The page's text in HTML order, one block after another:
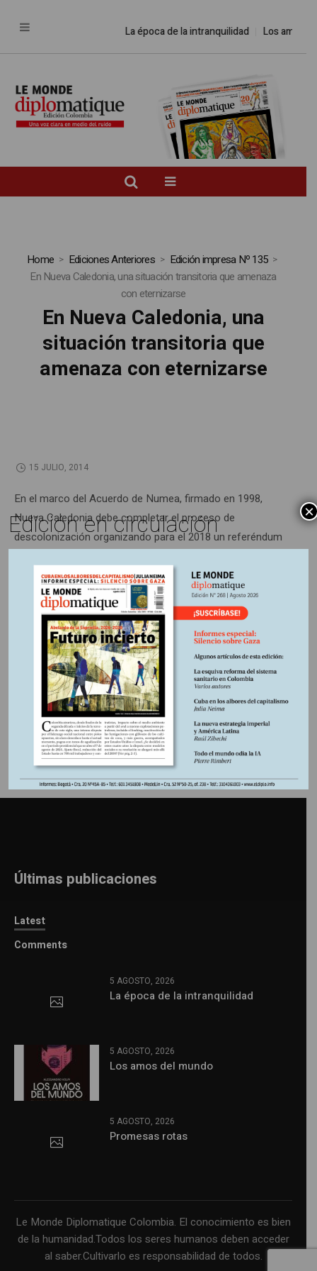
La época de la intranquilidad Los amos
Home Ediciones Anteriores
Edición impresa Nº 135
En Nueva Caledonia, una situación transitoria que amenaza
con eternizarse
En Nueva Caledonia, una
situación transitoria que
amenaza con eternizarse
15 JULIO, 2014
En el marco del Acuerdo de Numea, firmado en 1998,
Nueva Caledonia debe completar el proceso de
descolonización organizando para el 2018 un referéndum
de los proyectos mineros y cierta efervescencia cultural.
Pero, como muestra la elección provincial de mayo
pasado, el dinamismo social y económico lucha por
encontrar una traducción política.
Información adicional
Últimas publicaciones
Latest
Comments
5 AGOSTO, 2026
La época de la intranquilidad
5 AGOSTO, 2026
Los amos del mundo
5 AGOSTO, 2026
Promesas rotas
Le Monde Diplomatique Colombia. El conocimiento es bien
de la humanidad.Todos los seres humanos deben acceder
al saber.Cultivarlo es responsabilidad de todos.
Edición en circulación ×